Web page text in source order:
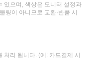
있으며, 색상은 모니터 설정과
량이 아니므로 교환·반품 시
리 됩니다. (예: 카드결제 시